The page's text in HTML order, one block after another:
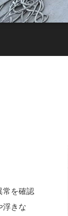
常を確認
浮きな